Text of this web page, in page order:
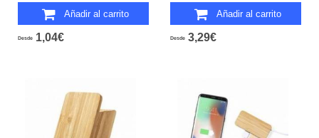
Añadir al carrito
Desde 1,04€
Añadir al carrito
Desde 3,29€